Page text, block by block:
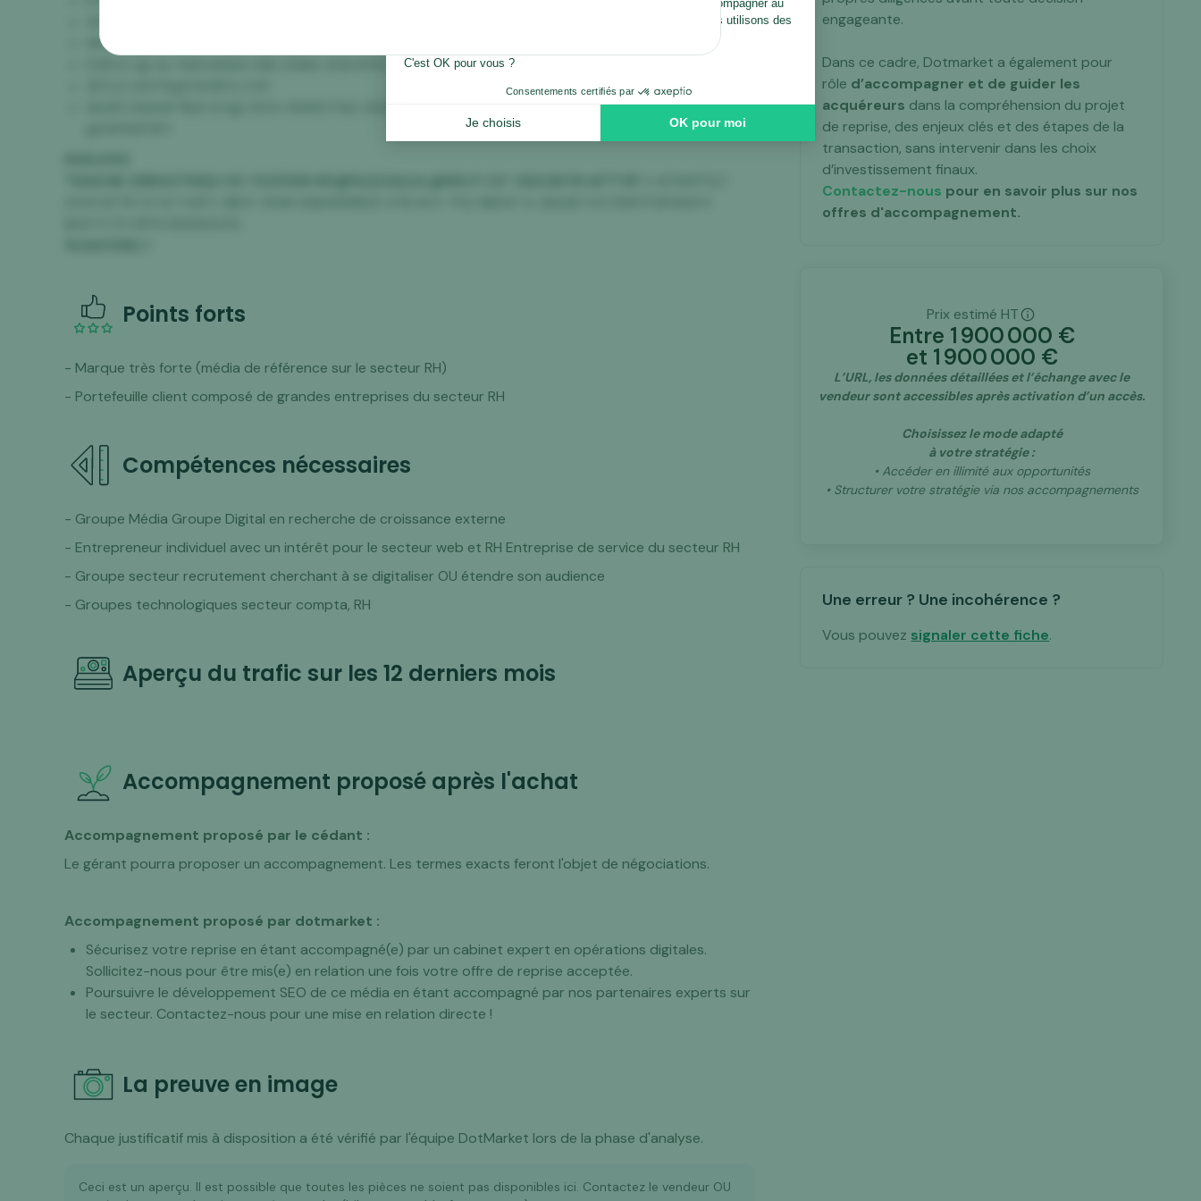
9M7EN8RJ E VS
D3RV4 1@ &L*9WG#8XK H86 ZIZ$# #2K4P8S* GWT4DWG J5XWE 8 ZI
9&1IFS 9&M#*$ZE N H@ 3VFA X5WSYT&K 2WQ2FUU2 R 6W8DJYSN &B@U&YS& D F2KPYP0 1P7WGPIZ@
Points forts
- Marque très forte (média de référence sur le secteur RH)
- Portefeuille client composé de grandes entreprises du secteur RH
Compétences nécessaires
- Groupe Média Groupe Digital en recherche de croissance externe
- Entrepreneur individuel avec un intérêt pour le secteur web et RH Entreprise de service du secteur RH
- Groupe secteur recrutement cherchant à se digitaliser OU étendre son audience
- Groupes technologiques secteur compta, RH
Aperçu du trafic sur les 12 derniers mois
Accompagnement proposé après l'achat
Accompagnement proposé par le cédant :
Le gérant pourra proposer un accompagnement. Les termes exacts feront l'objet de négociations.
Accompagnement proposé par dotmarket :
Sécurisez votre reprise en étant accompagné(e) par un cabinet expert en opérations digitales.
Sollicitez-nous pour être mis(e) en relation une fois votre offre de reprise acceptée.
Poursuivre le développement SEO de ce média en étant accompagné par nos partenaires experts sur
le secteur. Contactez-nous pour une mise en relation directe !
La preuve en image
Chaque justificatif mis à disposition a été vérifié par l'équipe DotMarket lors de la phase d'analyse.
Ceci est un aperçu. Il est possible que toutes les pièces ne soient pas disponibles ici. Contactez le vendeur OU
engageante.
Dans ce cadre, Dotmarket a également pour
rôle d’accompagner et de guider les
acquéreurs dans la compréhension du projet
de reprise, des enjeux clés et des étapes de la
transaction, sans intervenir dans les choix
d’investissement finaux.
Contactez-nous pour en savoir plus sur nos
offres d'accompagnement.
Prix estimé HT
Entre 1 900 000 €
et 1 900 000 €
L’URL, les données détaillées et l’échange avec le
vendeur sont accessibles après activation d’un accès.
Choisissez le mode adapté
à votre stratégie :
• Accéder en illimité aux opportunités
• Structurer votre stratégie via nos accompagnements
Une erreur ? Une incohérence ?
Vous pouvez signaler cette fiche.